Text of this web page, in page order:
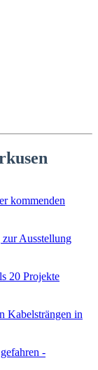
kommenden
Ausstellung
20 Projekte
Kabelsträngen in
-